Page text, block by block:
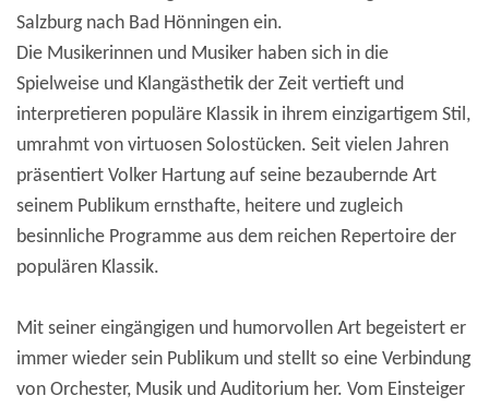
Salzburg nach Bad Hönningen ein.
Die Musikerinnen und Musiker haben sich in die
Spielweise und Klangästhetik der Zeit vertieft und
interpretieren populäre Klassik in ihrem einzigartigem Stil,
umrahmt von virtuosen Solostücken. Seit vielen Jahren
präsentiert Volker Hartung auf seine bezaubernde Art
seinem Publikum ernsthafte, heitere und zugleich
besinnliche Programme aus dem reichen Repertoire der
populären Klassik.
Mit seiner eingängigen und humorvollen Art begeistert er
immer wieder sein Publikum und stellt so eine Verbindung
von Orchester, Musik und Auditorium her. Vom Einsteiger